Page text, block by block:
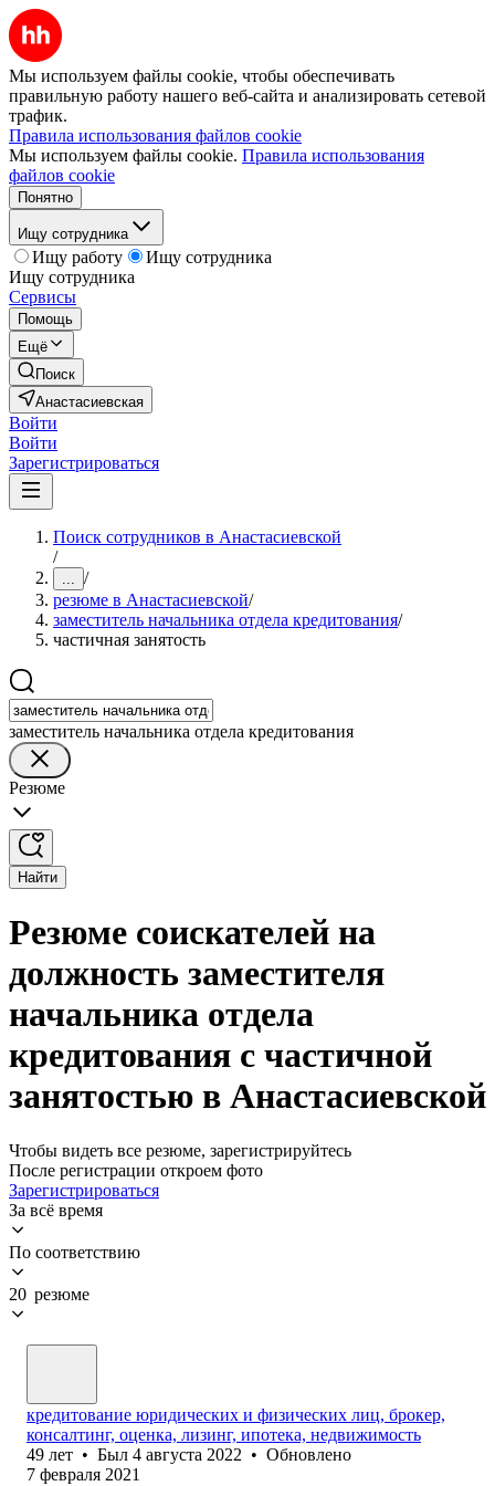
Мы используем файлы cookie, чтобы обеспечивать
правильную работу нашего веб-сайта и анализировать сетевой
трафик.
Правила использования файлов cookie
Мы используем файлы cookie. Правила использования
файлов cookie
Понятно
Ищу сотрудника
Ищу работу
Ищу сотрудника
Ищу сотрудника
Сервисы
Помощь
Ещё
Поиск
Анастасиевская
Войти
Войти
Зарегистрироваться
Поиск сотрудников в Анастасиевской
/
... /
резюме в Анастасиевской/
заместитель начальника отдела кредитования/
частичная занятость
заместитель начальника отдела кредитования
Резюме
Найти
Резюме соискателей на
должность заместителя
начальника отдела
кредитования с частичной
занятостью в Анастасиевской
Чтобы видеть все резюме, зарегистрируйтесь
После регистрации откроем фото
Зарегистрироваться
За всё время
По соответствию
20 резюме
кредитование юридических и физических лиц, брокер,
консалтинг, оценка, лизинг, ипотека, недвижимость
49 лет • Был 4 августа 2022 • Обновлено
7 февраля 2021